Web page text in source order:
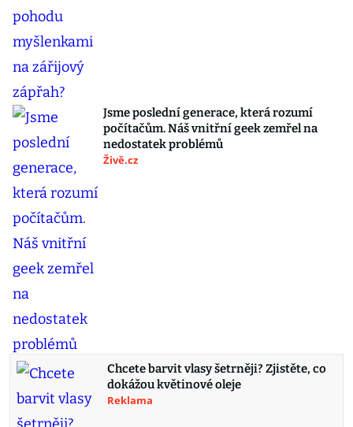
Jsme poslední generace, která rozumí
počítačům. Náš vnitřní geek zemřel na
nedostatek problémů
Živě.cz
Chcete barvit vlasy šetrněji? Zjistěte, co
dokážou květinové oleje
Reklama